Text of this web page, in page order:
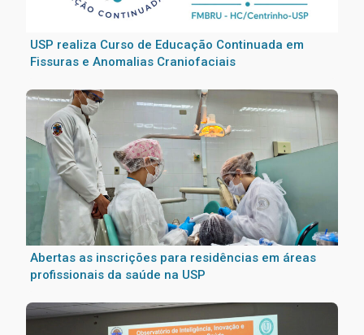
USP realiza Curso de Educação Continuada em
Fissuras e Anomalias Craniofaciais
Abertas as inscrições para residências em áreas
profissionais da saúde na USP